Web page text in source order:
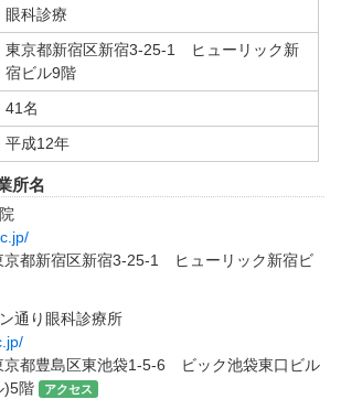
眼科診療
東京都新宿区新宿3-25-1 ヒューリック新
宿ビル9階
41名
平成12年
所名
都新宿区新宿3-25-1 ヒューリック新宿ビ
通り眼科診療所
都豊島区東池袋1-5-6 ビック池袋東口ビル
)5階
アクセス